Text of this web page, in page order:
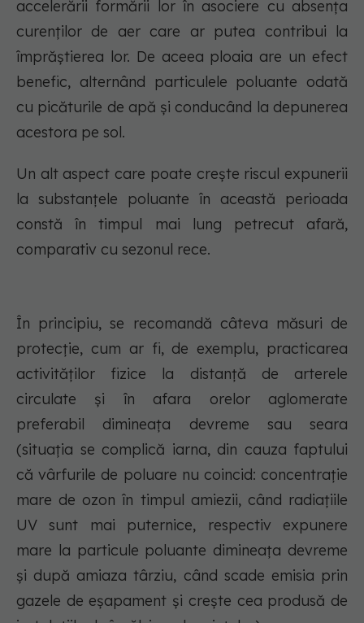
accelerării formării lor în asociere cu absența
curenților de aer care ar putea contribui la
împrăștierea lor. De aceea ploaia are un efect
benefic, alternând particulele poluante odată
cu picăturile de apă și conducând la depunerea
acestora pe sol.
Un alt aspect care poate crește riscul expunerii
la substanțele poluante în această perioada
constă în timpul mai lung petrecut afară,
comparativ cu sezonul rece.
În principiu, se recomandă câteva măsuri de
protecție, cum ar fi, de exemplu, practicarea
activităților fizice la distanță de arterele
circulate și în afara orelor aglomerate
preferabil dimineața devreme sau seara
(situația se complică iarna, din cauza faptului
că vârfurile de poluare nu coincid: concentrație
mare de ozon în timpul amiezii, când radiațiile
UV sunt mai puternice, respectiv expunere
mare la particule poluante dimineața devreme
și după amiaza târziu, când scade emisia prin
gazele de eșapament și crește cea produsă de